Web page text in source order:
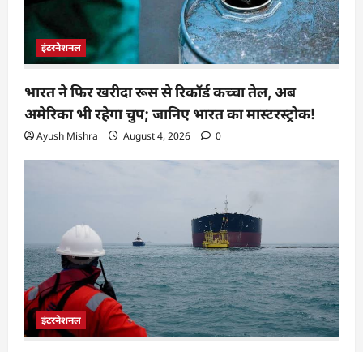
इंटरनेशनल
भारत ने फिर खरीदा रूस से रिकॉर्ड कच्चा तेल, अब
अमेरिका भी रहेगा चुप; जानिए भारत का मास्टरस्ट्रोक!
Ayush Mishra August 4, 2026 0
इंटरनेशनल